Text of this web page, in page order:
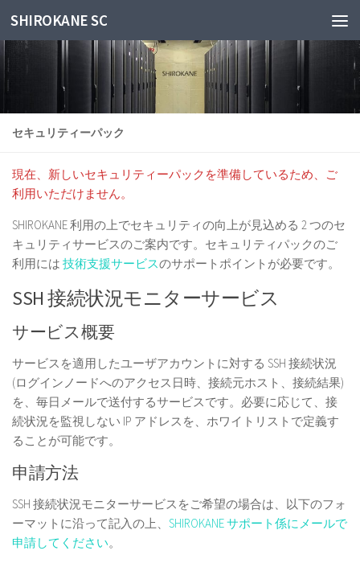
Skip to content
SHIROKANE SC
セキュリティーパック
現在、新しいセキュリティーパックを準備しているため、ご
利用いただけません。
SHIROKANE 利用の上でセキュリティの向上が見込める 2 つのセ
キュリティサービスのご案内です。セキュリティパックのご
利用には 技術支援サービスのサポートポイントが必要です。
SSH 接続状況モニターサービス
サービス概要
サービスを適用したユーザアカウントに対する SSH 接続状況
(ログインノードへのアクセス日時、接続元ホスト、接続結果)
を、毎日メールで送付するサービスです。必要に応じて、接
続状況を監視しない IP アドレスを、ホワイトリストで定義す
ることが可能です。
申請方法
SSH 接続状況モニターサービスをご希望の場合は、以下のフォ
ーマットに沿って記入の上、 SHIROKANE サポート係にメールで
申請してください。